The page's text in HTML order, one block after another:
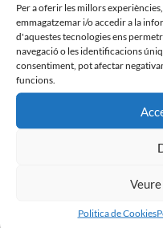
Per a oferir les millors
emmagatzemar i/o accedir a la
d'aquestes tecnologies ens
navegació o les identificacions
consentiment, pot afectar
funcions.
Politica de Cookies
𝑽𝒆𝒏𝒊𝒎 𝒅’𝒖𝒏𝒂 𝒈𝒓𝒂𝒏 𝒃𝒂𝒕𝒂𝒍𝒍𝒂…𝒊 𝒂𝒏𝒆𝒎